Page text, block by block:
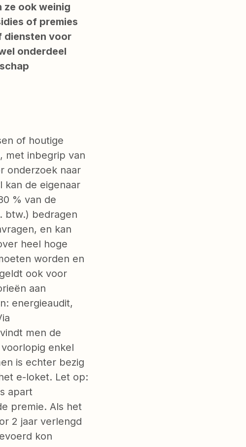
ze ook weinig
of premies
diensten voor
onderdeel
of houtige
met inbegrip van
onderzoek naar
kan de eigenaar
% van de
btw.) bedragen
en kan
heel hoge
worden en
ook voor
aan
energieaudit,
men de
enkel
is echter bezig
e-loket. Let op:
apart
premie. Als het
2 jaar verlengd
kon